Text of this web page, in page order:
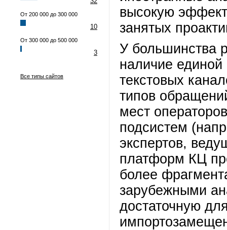
От 200 000 до 300 000
10
От 300 000 до 500 000
3
Все типы сайтов
высокую
занятых
У большинства
наличие
текстовых
типов
мест
подсистем
экспертов,
платформ КЦ
более
зарубежными
достаточную